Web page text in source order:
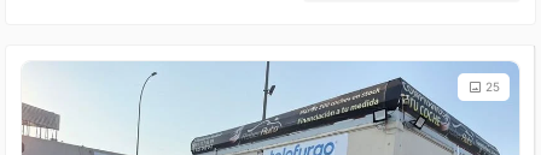
25